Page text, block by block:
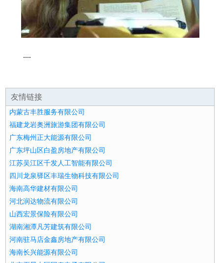
....
友情链接
内蒙古丰胜服务有限公司
福建龙岩奥洲旅游集团有限公司
广东梅州正大能源有限公司
广东坪山区白盈房地产有限公司
江苏吴江区千发人工智能有限公司
四川龙泉驿区丰瑞生物科技有限公司
海南高华建材有限公司
河北润达物流有限公司
山西宏景保险有限公司
湖南湘潭凡芳建筑有限公司
河南驻马店金鑫房地产有限公司
海南长兴能源有限公司